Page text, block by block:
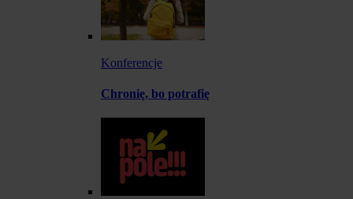
Konferencje
Chronię, bo potrafię